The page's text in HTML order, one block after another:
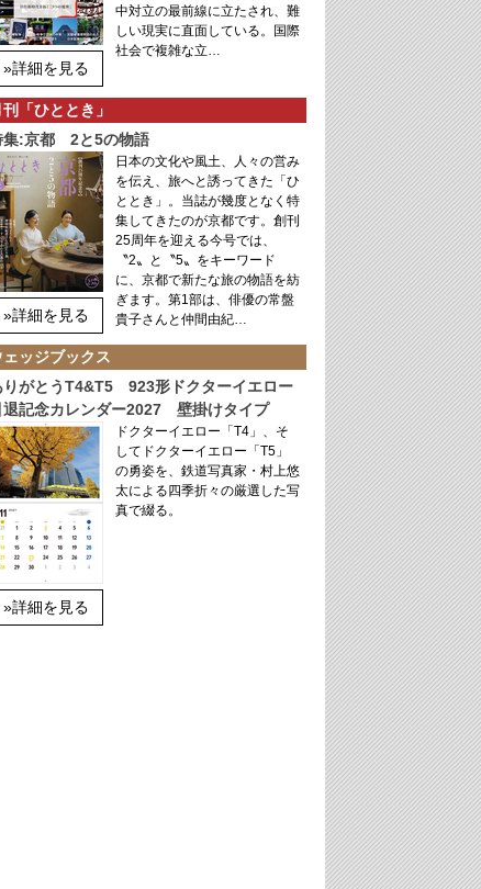
»詳細を見る
中対立の最前線に立たされ、難
しい現実に直面している。国際
社会で複雑な立…
刊「ひととき」
集:京都 2と5の物語
»詳細を見る
日本の文化や風土、人々の営み
を伝え、旅へと誘ってきた「ひ
ととき」。当誌が幾度となく特
集してきたのが京都です。創刊
25周年を迎える今号では、
〝2〟と〝5〟をキーワード
に、京都で新たな旅の物語を紡
ぎます。第1部は、俳優の常盤
貴子さんと仲間由紀…
ェッジブックス
りがとうT4&T5 923形ドクターイエロー
退記念カレンダー2027 壁掛けタイプ
»詳細を見る
ドクターイエロー「T4」、そ
してドクターイエロー「T5」
の勇姿を、鉄道写真家・村上悠
太による四季折々の厳選した写
真で綴る。